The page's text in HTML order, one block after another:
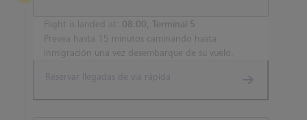
Flight is landed at: 08:00, Terminal 5
Prevea hasta 15 minutos caminando hasta
inmigración una vez desembarque de su vuelo.
Reservar llegadas de vía rápida